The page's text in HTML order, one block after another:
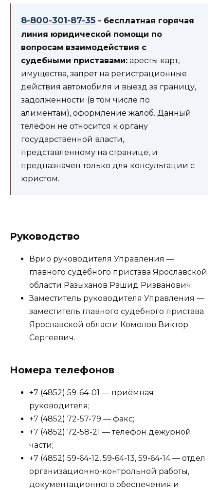
8-800-301-87-35 - бесплатная горячая
линия юридической помощи по
вопросам взаимодействия с
судебными приставами: аресты карт,
имущества, запрет на регистрационные
действия автомобиля и выезд за границу,
задолженности (в том числе по
алиментам), оформление жалоб. Данный
телефон не относится к органу
государственной власти,
представленному на странице, и
предназначен только для консультации с
юристом.
Руководство
Врио руководителя Управления —
главного судебного пристава Ярославской
области Разыханов Рашид Ризванович;
Заместитель руководителя Управления —
заместитель главного судебного пристава
Ярославской области Комолов Виктор
Сергеевич.
Номера телефонов
+7 (4852) 59-64-01 — приёмная
руководителя;
+7 (4852) 72-57-79 — факс;
+7 (4852) 72-58-21 — телефон дежурной
части;
+7 (4852) 59-64-12, 59-64-13, 59-64-14 — отдел
организационно-контрольной работы,
документационного обеспечения и